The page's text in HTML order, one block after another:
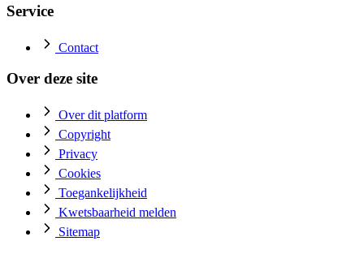
Service
Contact
Over deze site
Over dit platform
Copyright
Privacy
Cookies
Toegankelijkheid
Kwetsbaarheid melden
Sitemap